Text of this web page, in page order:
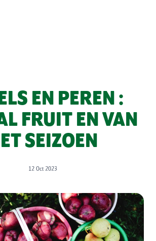
EN PEREN :
FRUIT EN VAN
SEIZOEN
12 Oct 2023